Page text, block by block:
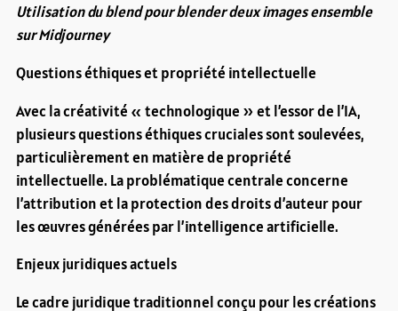
Utilisation du blend pour blender deux images ensemble
sur Midjourney
Questions éthiques et propriété intellectuelle
Avec la créativité « technologique » et l’essor de l’IA,
plusieurs questions éthiques cruciales sont soulevées,
particulièrement en matière de propriété
intellectuelle. La problématique centrale concerne
l’attribution et la protection des droits d’auteur pour
les œuvres générées par l’intelligence artificielle.
Enjeux juridiques actuels
Le cadre juridique traditionnel conçu pour les créations